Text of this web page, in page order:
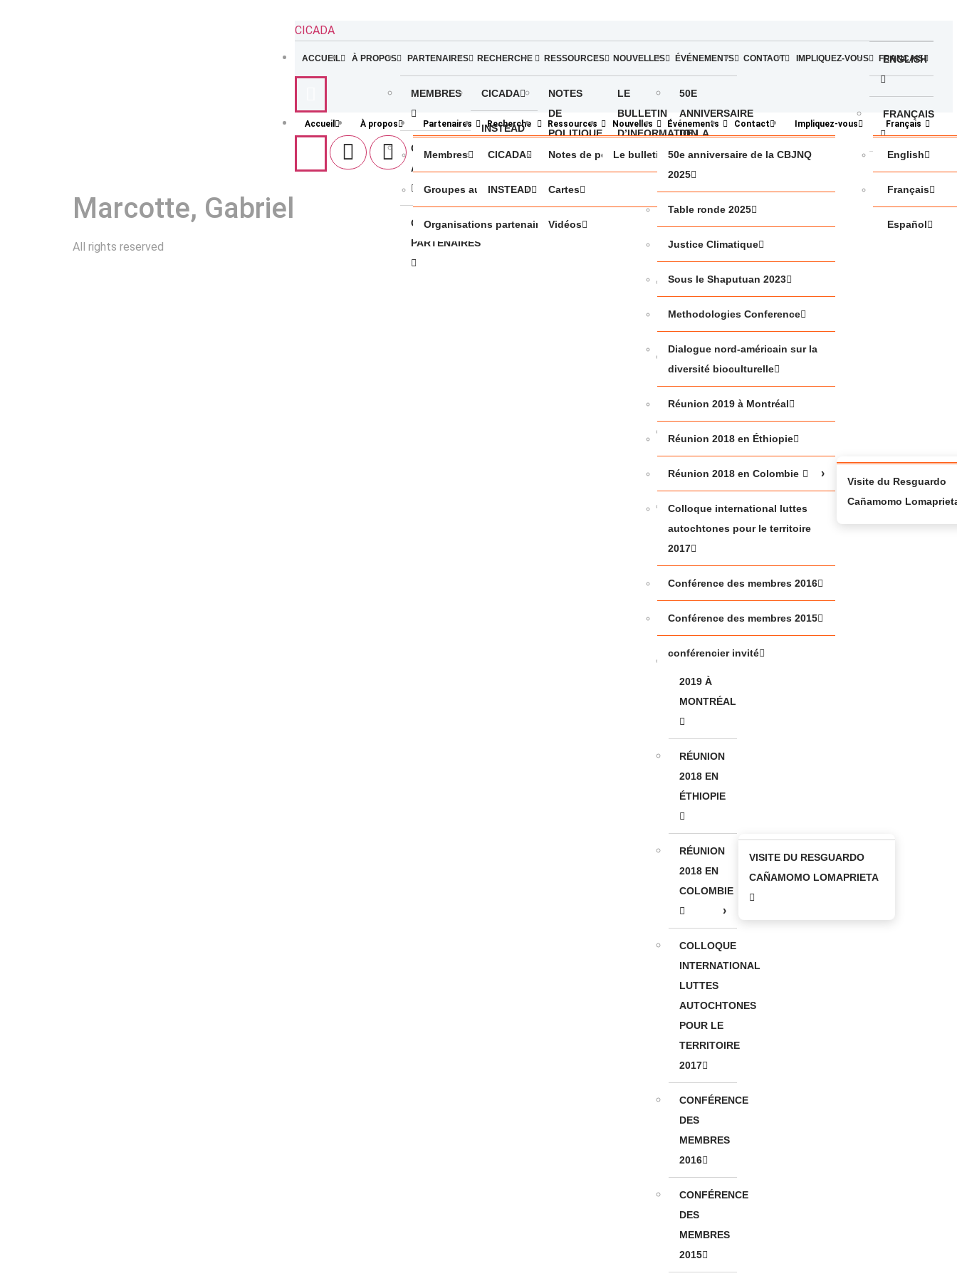
CICADA
ACCUEIL À PROPOS PARTENAIRES
MEMBRES
GROUPES
AUTOCHTONES
ORGANISATIONS
PARTENAIRES
RECHERCHE
CICADA
INSTEAD
RESSOURCES
NOTES
DE
POLITIQUE
CARTES
VIDÉOS
NOUVELLES
LE
BULLETIN
D’INFORMATION
ÉVÉNEMENTS
50E
ANNIVERSAIRE
DE LA
CBJNQ
2025
TABLE
RONDE
2025
JUSTICE
SOUS LE
2023
METHODOLOGIES
DIALOGUE
NORD-
AMÉRICAIN
SUR LA
DIVERSITÉ
2019 À
MONTRÉAL
RÉUNION
2018 EN
ÉTHIOPIE
RÉUNION
2018 EN
COLOMBIE
VISITE DU RESGUARDO
CAÑAMOMO LOMAPRIETA
COLLOQUE
INTERNATIONAL
LUTTES
AUTOCHTONES
POUR LE
TERRITOIRE
2017
CONFÉRENCE
DES
MEMBRES
2016
CONFÉRENCE
DES
MEMBRES
2015
CONTACT IMPLIQUEZ-VOUS FRANÇAIS
ENGLISH
FRANÇAIS
Accueil À propos Partenaires
Membres
Groupes autochtones
Organisations partenaires
Recherche
CICADA
INSTEAD
Ressources
Notes de politique
Cartes
Vidéos
Nouvelles
Le bulletin d’information
Événements
50e anniversaire de la CBJNQ
2025
Table ronde 2025
Justice Climatique
Sous le Shaputuan 2023
Methodologies Conference
Dialogue nord-américain sur la
diversité bioculturelle
Réunion 2019 à Montréal
Réunion 2018 en Éthiopie
Réunion 2018 en Colombie
Visite du Resguardo
Cañamomo
Colloque international luttes
autochtones pour le territoire
2017
Conférence des membres 2016
Conférence des membres 2015
conférencier invité
Contact Impliquez-vous Français
English
Français
Español
Marcotte, Gabriel
All rights reserved